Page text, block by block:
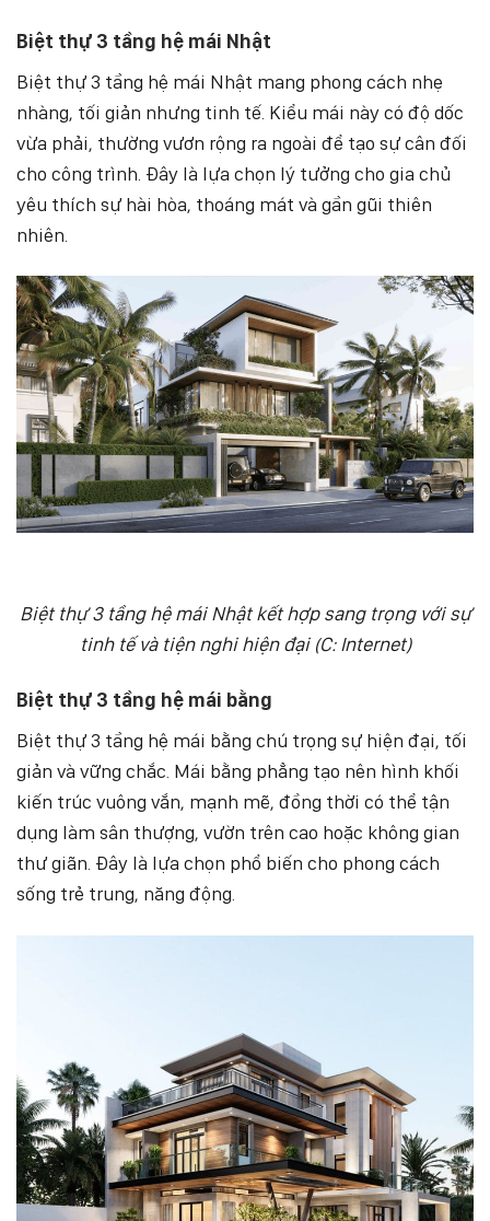
Biệt thự 3 tầng hệ mái Nhật
Biệt thự 3 tầng hệ mái Nhật mang phong cách nhẹ
nhàng, tối giản nhưng tinh tế. Kiểu mái này có độ dốc
vừa phải, thường vươn rộng ra ngoài để tạo sự cân đối
cho công trình. Đây là lựa chọn lý tưởng cho gia chủ
yêu thích sự hài hòa, thoáng mát và gần gũi thiên
nhiên.
Biệt thự 3 tầng hệ mái Nhật kết hợp sang trọng với sự
tinh tế và tiện nghi hiện đại (C: Internet)
Biệt thự 3 tầng hệ mái bằng
Biệt thự 3 tầng hệ mái bằng chú trọng sự hiện đại, tối
giản và vững chắc. Mái bằng phẳng tạo nên hình khối
kiến trúc vuông vắn, mạnh mẽ, đồng thời có thể tận
dụng làm sân thượng, vườn trên cao hoặc không gian
thư giãn. Đây là lựa chọn phổ biến cho phong cách
sống trẻ trung, năng động.